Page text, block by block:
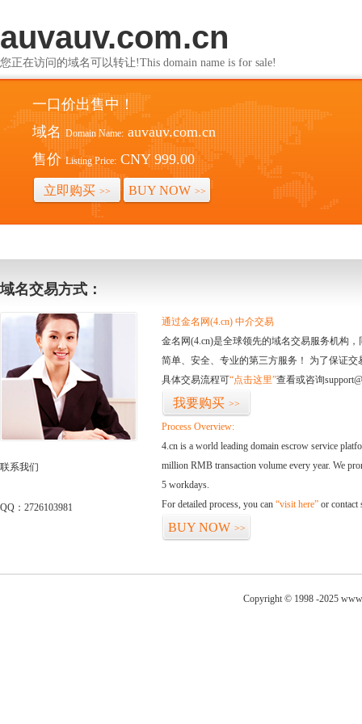
auvauv.com.cn
您正在访问的域名可以转让!This domain name is for sale!
一口价出售中！
域名 Domain Name: auvauv.com.cn
售价 Listing Price: CNY 999.00
立即购买 >> BUY NOW >>
域名交易方式：
联系我们
QQ：2726103981
通过金名网(4.cn) 中介交易
金名网(4.cn)是全球领先的域名交易服务机构
简单、安全、专业的第三方服务！ 为了保证
具体交易流程可“点击这里”查看或咨询
我要购买 >>
Process Overview:
4.cn is a world leading domain escrow service
million RMB transaction volume every year. We
5 workdays.
For detailed process, you can “visit here” or contact
BUY NOW >>
Copyright © 1998 -2025